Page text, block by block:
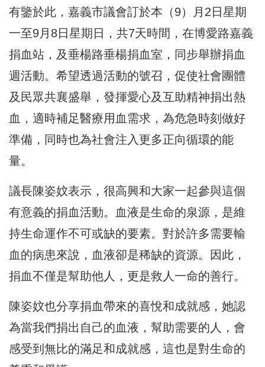
有鑒於此，嘉義市議會訂於本（9）月2日星期
一至9月8日星期日，共7天時間，在博愛路嘉義
捐血站，及垂楊路垂楊捐血室，同步舉辦捐血
週活動。希望透過活動的號召，促使社會團體
及民眾共襄盛舉，發揮愛心及互助精神捐出熱
血，適時補足醫療用血需求，為危急時刻做好
準備，同時也為社會注入更多正向循環的能
量。
議長陳姿妏表示，很高興和大家一起參與這個
有意義的捐血活動。血液是生命的泉源，是維
持生命運作不可或缺的要素。對於許多需要輸
血的病患來說，血液卻是稀缺的資源。因此，
捐血不僅是幫助他人，更是救人一命的善行。
陳姿妏也分享捐血帶來的喜悅和成就感，她認
為當我們捐出自己的血液，幫助需要的人，會
感受到無比的滿足和成就感，這也是對生命的